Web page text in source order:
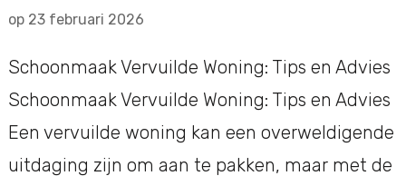
op 23 februari 2026
Schoonmaak Vervuilde Woning: Tips en Advies
Schoonmaak Vervuilde Woning: Tips en Advies
Een vervuilde woning kan een overweldigende
uitdaging zijn om aan te pakken, maar met de